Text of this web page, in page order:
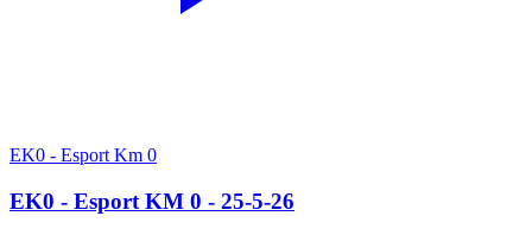
EK0 - Esport Km 0
EK0 - Esport KM 0 - 25-5-26